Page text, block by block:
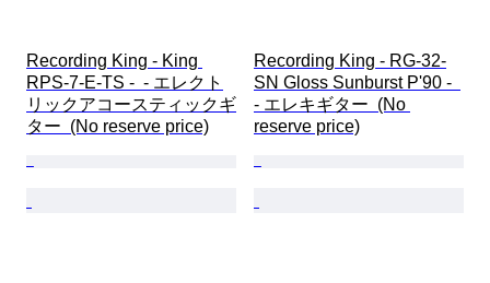
Recording King - King
RPS-7-E-TS -  - エレクト
リックアコースティックギ
ター  (No reserve price)
Recording King - RG-32-
SN Gloss Sunburst P'90 -
- エレキギター  (No
reserve price)